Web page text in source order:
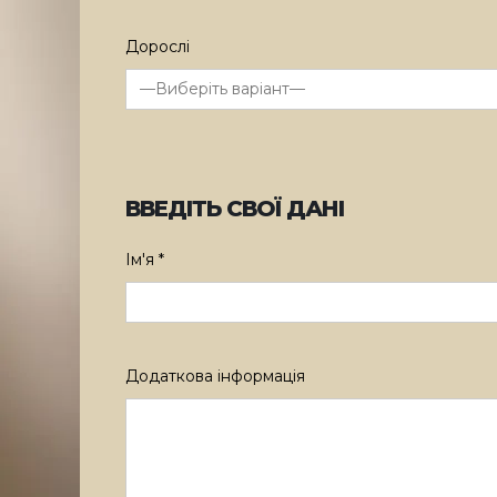
Дорослі
ВВЕДІТЬ СВОЇ ДАНІ
Ім'я *
Додаткова інформація